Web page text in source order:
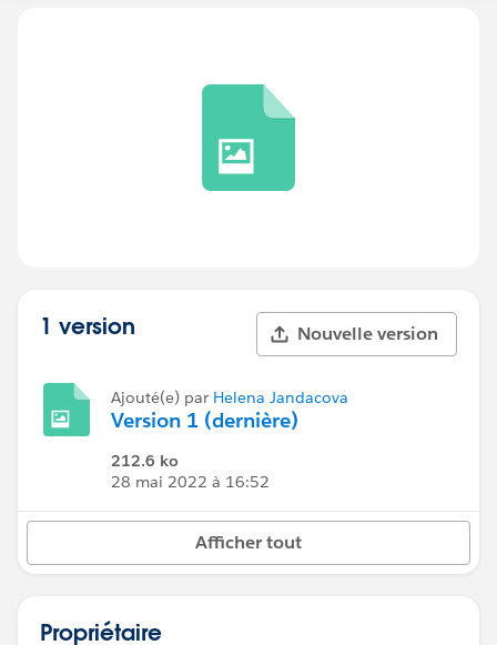
1 version Nouvelle version
Ajouté(e) par Helena Jandacova
Version 1 (dernière)
212.6 ko
28 mai 2022 à 16:52
Afficher tout
Propriétaire